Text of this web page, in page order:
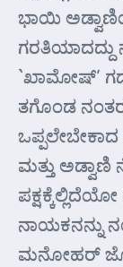
ಭಾಯಿ
ಗರತಿಯಾದದ್ದು
`ಖಾಮೋಷ್’
ತಗೊಂಡ
ಒಪ್ಪಲೇಬೇಕಾದ
ಮತ್ತು ಅಡ್ವಾಣಿ
ನಾಯಕನನ್ನು
ಮನೋಹರ್‍